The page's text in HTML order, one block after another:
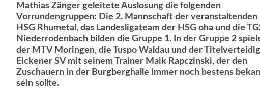
Mathias Zänger geleitete Auslosung die folgenden
Vorrundengruppen: Die 2. Mannschaft der veranstaltenden
HSG Rhumetal, das Landesligateam der HSG oha und die
Niederrodenbach bilden die Gruppe 1. In der Gruppe 2
der MTV Moringen, die Tuspo Waldau und der
Eickener SV mit seinem Trainer Maik Rapczinski, der den
Zuschauern in der Burgberghalle immer noch bestens
sein sollte.